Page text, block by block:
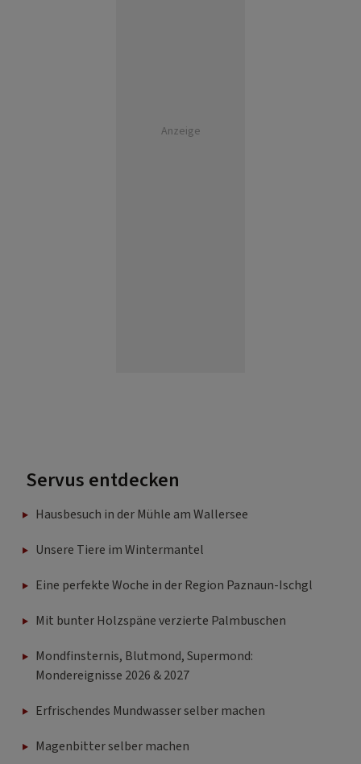
Anzeige
Servus entdecken
Hausbesuch in der Mühle am Wallersee
Unsere Tiere im Wintermantel
Eine perfekte Woche in der Region Paznaun-Ischgl
Mit bunter Holzspäne verzierte Palmbuschen
Mondfinsternis, Blutmond, Supermond:
Mondereignisse 2026 & 2027
Erfrischendes Mundwasser selber machen
Magenbitter selber machen